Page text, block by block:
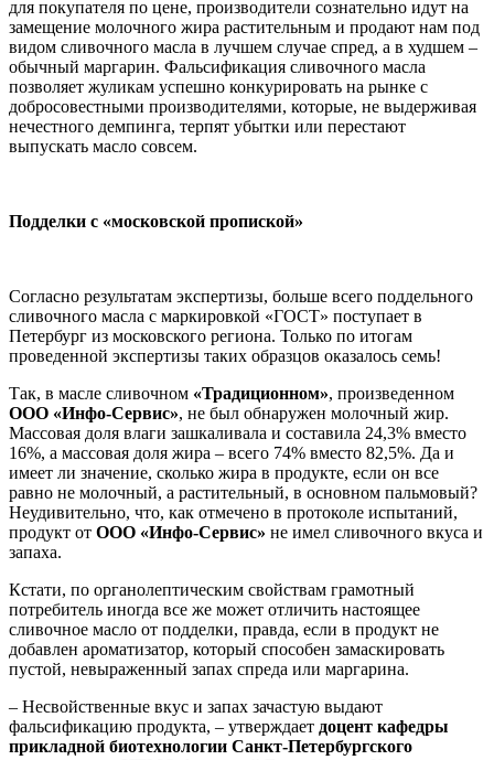
для покупателя по цене, производители сознательно идут на
замещение молочного жира растительным и продают нам под
видом сливочного масла в лучшем случае спред, а в худшем –
обычный маргарин. Фальсификация сливочного масла
позволяет жуликам успешно конкурировать на рынке с
добросовестными производителями, которые, не выдерживая
нечестного демпинга, терпят убытки или перестают
выпускать масло совсем.
Подделки с «московской пропиской»
Согласно результатам экспертизы, больше всего поддельного
сливочного масла с маркировкой «ГОСТ» поступает в
Петербург из московского региона. Только по итогам
проведенной экспертизы таких образцов оказалось семь!
Так, в масле сливочном «Традиционном», произведенном
ООО «Инфо-Сервис», не был обнаружен молочный жир.
Массовая доля влаги зашкаливала и составила 24,3% вместо
16%, а массовая доля жира – всего 74% вместо 82,5%. Да и
имеет ли значение, сколько жира в продукте, если он все
равно не молочный, а растительный, в основном пальмовый?
Неудивительно, что, как отмечено в протоколе испытаний,
продукт от ООО «Инфо-Сервис» не имел сливочного вкуса и
запаха.
Кстати, по органолептическим свойствам грамотный
потребитель иногда все же может отличить настоящее
сливочное масло от подделки, правда, если в продукт не
добавлен ароматизатор, который способен замаскировать
пустой, невыраженный запах спреда или маргарина.
– Несвойственные вкус и запах зачастую выдают
фальсификацию продукта, – утверждает доцент кафедры
прикладной биотехнологии Санкт-Петербургского